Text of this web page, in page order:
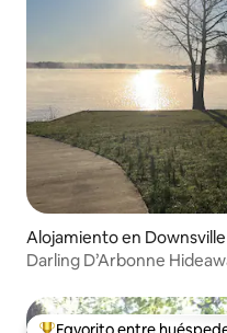
Alojamiento en Downsville
Darling D’Arbonne